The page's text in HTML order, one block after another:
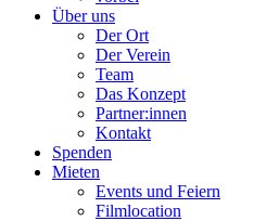
Über uns
Der Ort
Der Verein
Team
Das Konzept
Partner:innen
Kontakt
Spenden
Mieten
Events und Feiern
Filmlocation